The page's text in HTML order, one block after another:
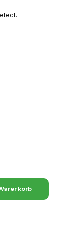
benutze die